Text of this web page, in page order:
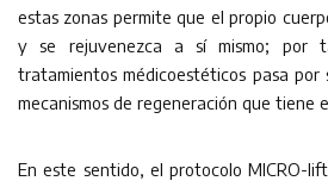
estas zonas permite que el propio
y se rejuvenezca a sí mismo; por
tratamientos médicoestéticos pasa por
mecanismos de regeneración que tiene
En este sentido, el protocolo MICRO-